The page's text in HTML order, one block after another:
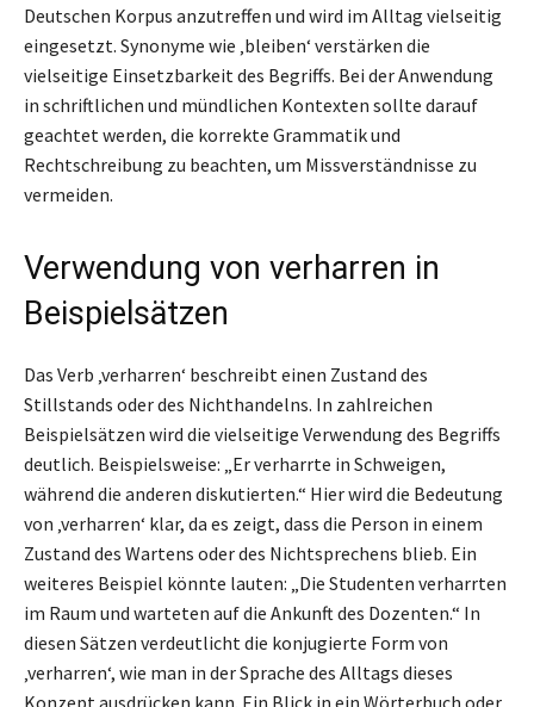
Deutschen Korpus anzutreffen und wird im Alltag vielseitig
eingesetzt. Synonyme wie ‚bleiben‘ verstärken die
vielseitige Einsetzbarkeit des Begriffs. Bei der Anwendung
in schriftlichen und mündlichen Kontexten sollte darauf
geachtet werden, die korrekte Grammatik und
Rechtschreibung zu beachten, um Missverständnisse zu
vermeiden.
Verwendung von verharren in
Beispielsätzen
Das Verb ‚verharren‘ beschreibt einen Zustand des
Stillstands oder des Nichthandelns. In zahlreichen
Beispielsätzen wird die vielseitige Verwendung des Begriffs
deutlich. Beispielsweise: „Er verharrte in Schweigen,
während die anderen diskutierten.“ Hier wird die Bedeutung
von ‚verharren‘ klar, da es zeigt, dass die Person in einem
Zustand des Wartens oder des Nichtsprechens blieb. Ein
weiteres Beispiel könnte lauten: „Die Studenten verharrten
im Raum und warteten auf die Ankunft des Dozenten.“ In
diesen Sätzen verdeutlicht die konjugierte Form von
‚verharren‘, wie man in der Sprache des Alltags dieses
Konzept ausdrücken kann. Ein Blick in ein Wörterbuch oder